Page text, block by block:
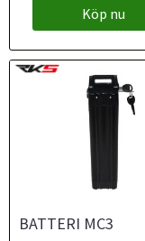
Köp nu
BATTERI MC3